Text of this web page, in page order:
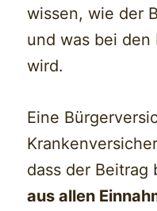
wissen, wie der
und was bei den
wird.
Eine
dass der Beitrag
aus allen